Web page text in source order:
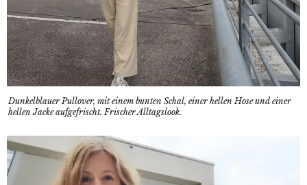
Dunkelblauer Pullover, mit einem bunten Schal, einer hellen Hose und einer
hellen Jacke aufgefrischt. Frischer Alltagslook.